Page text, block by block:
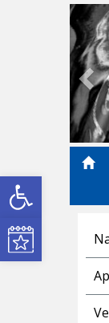
Open toolbar
Kultūros renginiai